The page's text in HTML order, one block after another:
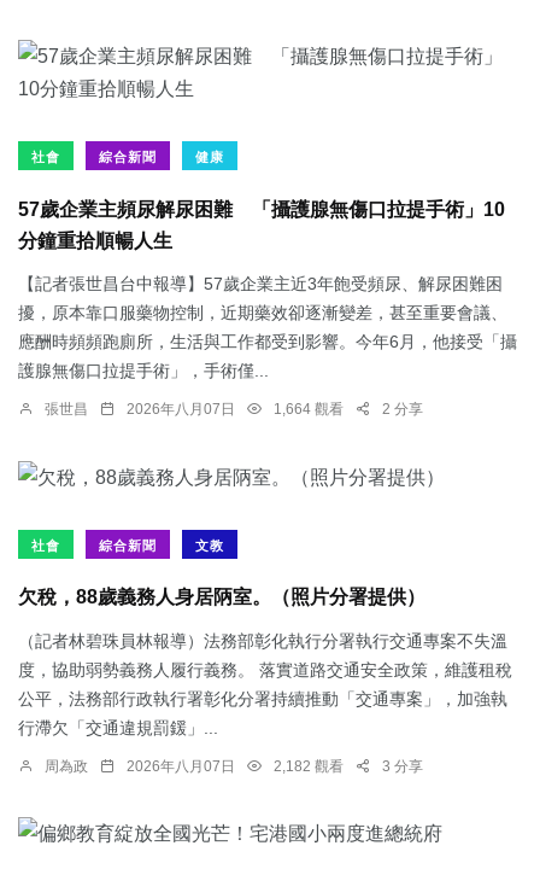
社會 綜合新聞 健康
57歲企業主頻尿解尿困難 「攝護腺無傷口拉提手術」10
分鐘重拾順暢人生
【記者張世昌台中報導】57歲企業主近3年飽受頻尿、解尿困難困
擾，原本靠口服藥物控制，近期藥效卻逐漸變差，甚至重要會議、
應酬時頻頻跑廁所，生活與工作都受到影響。今年6月，他接受「攝
護腺無傷口拉提手術」，手術僅...
張世昌 2026年八月07日 1,664 觀看 2 分享
社會 綜合新聞 文教
欠稅，88歲義務人身居陃室。（照片分署提供）
（記者林碧珠員林報導）法務部彰化執行分署執行交通專案不失溫
度，協助弱勢義務人履行義務。 落實道路交通安全政策，維護租稅
公平，法務部行政執行署彰化分署持續推動「交通專案」，加強執
行滯欠「交通違規罰鍰」...
周為政 2026年八月07日 2,182 觀看 3 分享